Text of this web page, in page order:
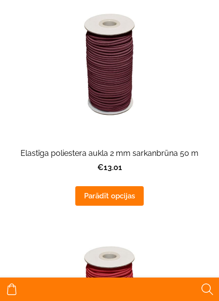
Elastīga poliestera aukla 2 mm sarkanbrūna 50 m
€13.01
Parādīt opcijas